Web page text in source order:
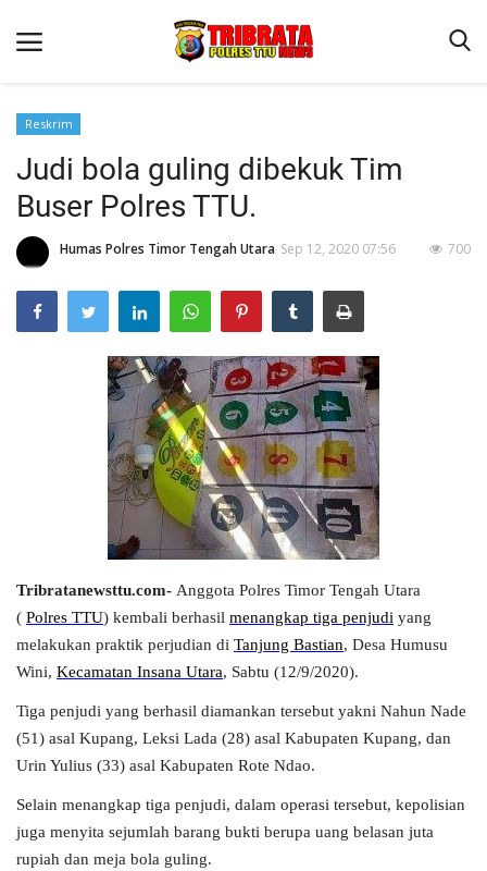
Beranda
Terms & Conditions
Reskrim
Binkam
Lantas
Reskrim
Judi bola guling dibekuk Tim
Buser Polres TTU.
Humas Polres Timor Tengah Utara Sep 12, 2020 07:56 700
Tribratanewsttu.com- Anggota Polres Timor Tengah Utara
( Polres TTU) kembali berhasil menangkap tiga penjudi yang
melakukan praktik perjudian di Tanjung Bastian, Desa Humusu
Wini, Kecamatan Insana Utara, Sabtu (12/9/2020).
Tiga penjudi yang berhasil diamankan tersebut yakni Nahun Nade
(51) asal Kupang, Leksi Lada (28) asal Kabupaten Kupang, dan
Urin Yulius (33) asal Kabupaten Rote Ndao.
Selain menangkap tiga penjudi, dalam operasi tersebut, kepolisian
juga menyita sejumlah barang bukti berupa uang belasan juta
rupiah dan meja bola guling.